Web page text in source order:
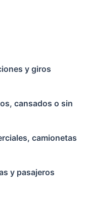
y giros
cansados o sin
camionetas
y pasajeros